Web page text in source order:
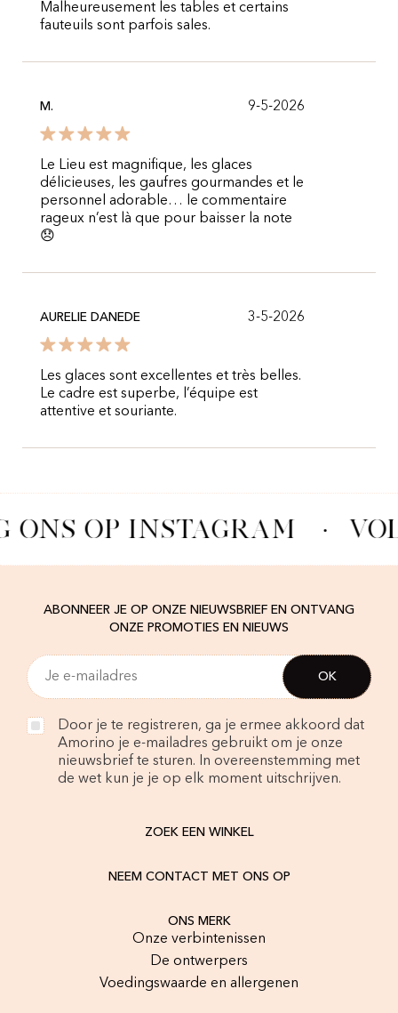
Malheureusement les tables et certains
fauteuils sont parfois sales.
M. 9-5-2026
Le Lieu est magnifique, les glaces
délicieuses, les gaufres gourmandes et le
personnel adorable… le commentaire
rageux n’est là que pour baisser la note
😞
AURELIE DANEDE 3-5-2026
Les glaces sont excellentes et très belles.
Le cadre est superbe, l’équipe est
attentive et souriante.
ONS OP INSTAGRAM ·
ABONNEER JE OP ONZE NIEUWSBRIEF EN ONTVANG
ONZE PROMOTIES EN NIEUWS
Door je te registreren, ga je ermee akkoord dat
Amorino je e-mailadres gebruikt om je onze
nieuwsbrief te sturen. In overeenstemming met
de wet kun je je op elk moment uitschrijven.
ZOEK EEN WINKEL
NEEM CONTACT MET ONS OP
ONS MERK
Onze verbintenissen
De ontwerpers
Voedingswaarde en allergenen